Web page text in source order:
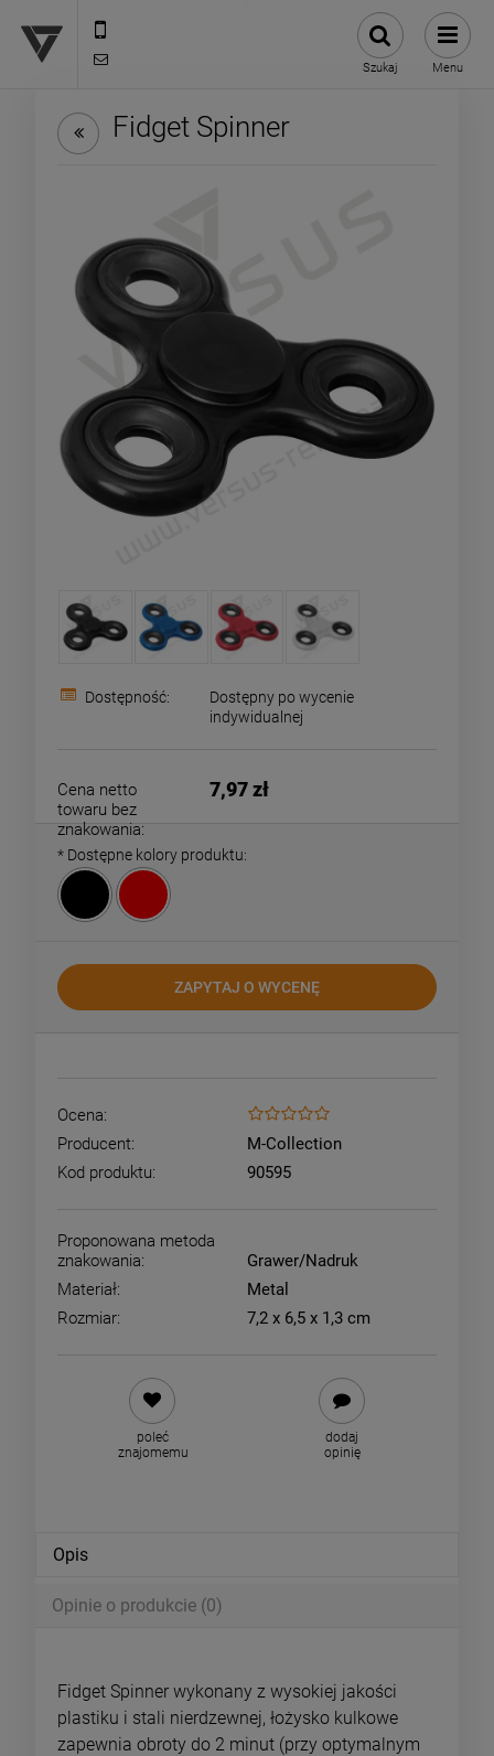
Szukaj Menu
Fidget Spinner
Dostępność:
Dostępny po wycenie
indywidualnej
Cena netto
towaru bez
znakowania:
7,97 zł
* Dostępne kolory produktu:
ZAPYTAJ O WYCENĘ
Ocena:
Producent:
M-Collection
Kod produktu:
90595
Proponowana metoda
znakowania:
Grawer/Nadruk
Materiał:
Metal
Rozmiar:
7,2 x 6,5 x 1,3 cm
poleć
znajomemu
dodaj
opinię
Opis
Opinie o produkcie (0)
Fidget Spinner wykonany z wysokiej jakości
plastiku i stali nierdzewnej, łożysko kulkowe
zapewnia obroty do 2 minut (przy optymalnym